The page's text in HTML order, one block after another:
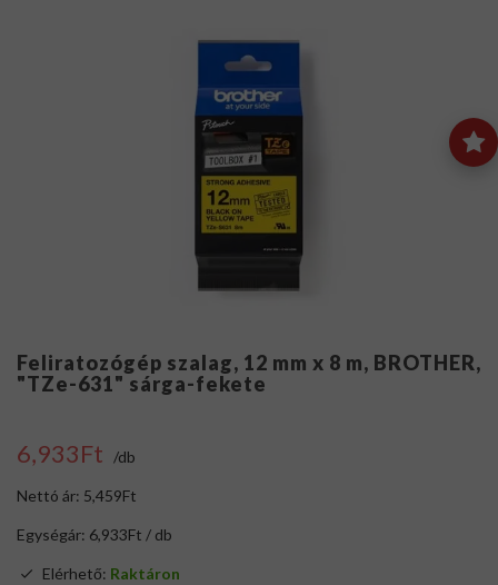
Feliratozógép szalag, 12 mm x 8 m, BROTHER,
"TZe-631" sárga-fekete
6,933Ft /db
Nettó ár: 5,459Ft
Egységár: 6,933Ft / db
Elérhető: Raktáron